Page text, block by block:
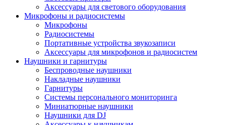
Аксессуары для светового оборудования
Микрофоны и радиосистемы
Микрофоны
Радиосистемы
Портативные устройства звукозаписи
Аксессуары для микрофонов и радиосистем
Наушники и гарнитуры
Беспроводные наушники
Накладные наушники
Гарнитуры
Системы персонального мониторинга
Миниатюрные наушники
Наушники для DJ